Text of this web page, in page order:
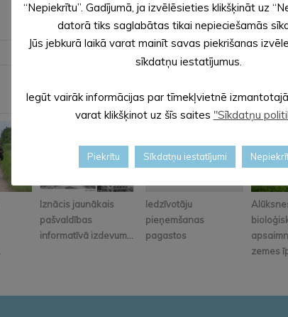
Iznācis jaunākais
pašvaldības
informatīvā izdevum...
Iedzīvotāju
pieņemšanas
pagastos
zemes
“Nepiekrītu”. Gadījumā, ja izvēlēsieties klikšķināt uz
datorā tiks saglabātas tikai nepieciešamās
Jūs jebkurā laikā varat mainīt savas piekrišanas
sīkdatņu iestatījumus.
Iegūt vairāk informācijas par tīmekļvietnē
varat klikšķinot uz šīs saites "Sīkdatņu
Piekrītu Sīkdatņu iestatījumi